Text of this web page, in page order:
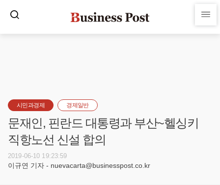
시민과경제 경제일반
문재인, 핀란드 대통령과 부산~헬싱키
직항노선 신설 합의
2019-06-10 19:23:59
이규연 기자 - nuevacarta@businesspost.co.kr